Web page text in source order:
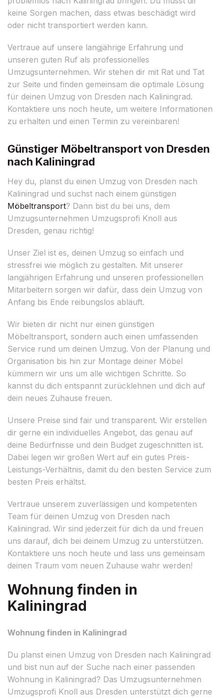
keine Sorgen machen, dass etwas beschädigt wird
oder nicht transportiert werden kann.
Vertraue auf unsere langjährige Erfahrung und
unseren guten Ruf als professionelles
Umzugsunternehmen. Wir stehen dir mit Rat und Tat
zur Seite und finden gemeinsam die optimale Lösung
für deinen Umzug von Dresden nach Kaliningrad.
Kontaktiere uns noch heute, um weitere Informationen
zu erhalten und einen Termin zu vereinbaren!
Günstiger Möbeltransport von Dresden
nach Kaliningrad
Hey du, planst du einen Umzug von Dresden nach
Kaliningrad und suchst nach einem günstigen
Möbeltransport? Dann bist du bei uns, dem
Umzugsunternehmen Umzugsprofi Knoll aus
Dresden, genau richtig!
Unser Ziel ist es, deinen Umzug so einfach und
stressfrei wie möglich zu gestalten. Mit unserer
langjährigen Erfahrung und unseren professionellen
Mitarbeitern sorgen wir dafür, dass dein Umzug von
Anfang bis Ende reibungslos abläuft.
Wir bieten dir nicht nur einen günstigen
Möbeltransport, sondern auch einen umfassenden
Service rund um deinen Umzug. Von der Planung und
Organisation bis hin zur Montage deiner Möbel
kümmern wir uns um alle wichtigen Schritte. So
kannst du dich entspannt zurücklehnen und dich auf
dein neues Zuhause freuen.
Unsere Preise sind fair und transparent. Wir erstellen
dir gerne ein individuelles Angebot, das genau auf
deine Bedürfnisse und dein Budget zugeschnitten ist.
Dabei legen wir großen Wert auf ein gutes Preis-
Leistungs-Verhältnis, damit du den besten Service zum
besten Preis erhältst.
Vertraue unserem zuverlässigen und kompetenten
Team für deinen Umzug von Dresden nach
Kaliningrad. Wir sind jederzeit für dich da und freuen
uns darauf, dich bei deinem Umzug zu unterstützen.
Kontaktiere uns noch heute und lass uns gemeinsam
deinen Traum vom neuen Zuhause wahr werden!
Wohnung finden in
Kaliningrad
Wohnung finden in Kaliningrad
Du planst einen Umzug von Dresden nach Kaliningrad
und bist nun auf der Suche nach einer passenden
Wohnung in Kaliningrad? Das Umzugsunternehmen
Umzugsprofi Knoll aus Dresden unterstützt dich gerne